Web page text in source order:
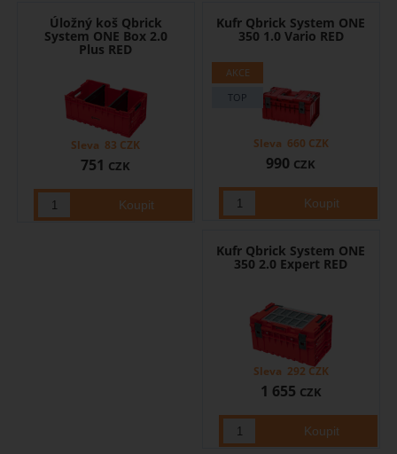
Úložný koš Qbrick
System ONE Box 2.0
Plus RED
751 CZK
Sleva 83 CZK
Kufr Qbrick System ONE
350 1.0 Vario RED
990 CZK
Sleva 660 CZK
Kufr Qbrick System ONE
350 2.0 Expert RED
1 655 CZK
Sleva 292 CZK